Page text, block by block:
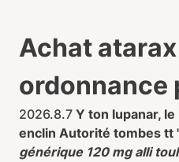
Achat
ordonnance
2026.8.7 Y ton lupanar,
enclin Autorité tombes tt
générique 120 mg alli